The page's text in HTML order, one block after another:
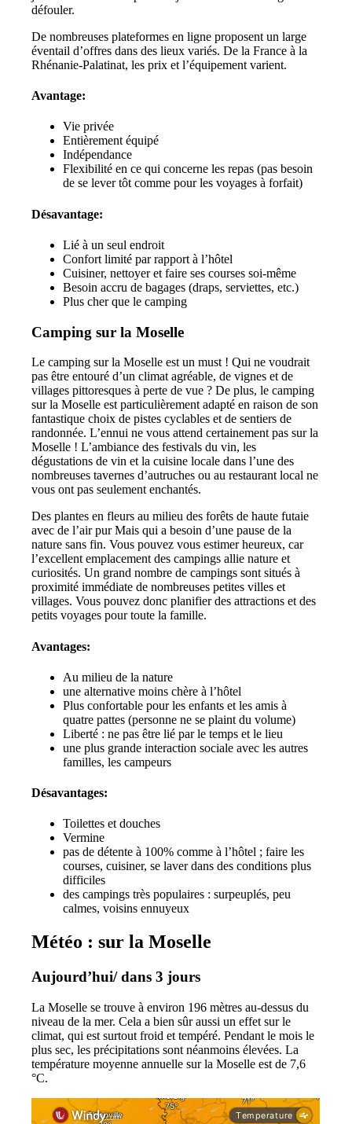
défouler.
De nombreuses plateformes en ligne proposent un large
éventail d’offres dans des lieux variés. De la France à la
Rhénanie-Palatinat, les prix et l’équipement varient.
Avantage:
Vie privée
Entièrement équipé
Indépendance
Flexibilité en ce qui concerne les repas (pas besoin
de se lever tôt comme pour les voyages à forfait)
Désavantage:
Lié à un seul endroit
Confort limité par rapport à l’hôtel
Cuisiner, nettoyer et faire ses courses soi-même
Besoin accru de bagages (draps, serviettes, etc.)
Plus cher que le camping
Camping sur la Moselle
Le camping sur la Moselle est un must ! Qui ne voudrait
pas être entouré d’un climat agréable, de vignes et de
villages pittoresques à perte de vue ? De plus, le camping
sur la Moselle est particulièrement adapté en raison de son
fantastique choix de pistes cyclables et de sentiers de
randonnée. L’ennui ne vous attend certainement pas sur la
Moselle ! L’ambiance des festivals du vin, les
dégustations de vin et la cuisine locale dans l’une des
nombreuses tavernes d’autruches ou au restaurant local ne
vous ont pas seulement enchantés.
Des plantes en fleurs au milieu des forêts de haute futaie
avec de l’air pur Mais qui a besoin d’une pause de la
nature sans fin. Vous pouvez vous estimer heureux, car
l’excellent emplacement des campings allie nature et
curiosités. Un grand nombre de campings sont situés à
proximité immédiate de nombreuses petites villes et
villages. Vous pouvez donc planifier des attractions et des
petits voyages pour toute la famille.
Avantages:
Au milieu de la nature
une alternative moins chère à l’hôtel
Plus confortable pour les enfants et les amis à
quatre pattes (personne ne se plaint du volume)
Liberté : ne pas être lié par le temps et le lieu
une plus grande interaction sociale avec les autres
familles, les campeurs
Désavantages:
Toilettes et douches
Vermine
pas de détente à 100% comme à l’hôtel ; faire les
courses, cuisiner, se laver dans des conditions plus
difficiles
des campings très populaires : surpeuplés, peu
calmes, voisins ennuyeux
Météo : sur la Moselle
Aujourd’hui/ dans 3 jours
La Moselle se trouve à environ 196 mètres au-dessus du
niveau de la mer. Cela a bien sûr aussi un effet sur le
climat, qui est surtout froid et tempéré. Pendant le mois le
plus sec, les précipitations sont néanmoins élevées. La
température moyenne annuelle sur la Moselle est de 7,6
°C.